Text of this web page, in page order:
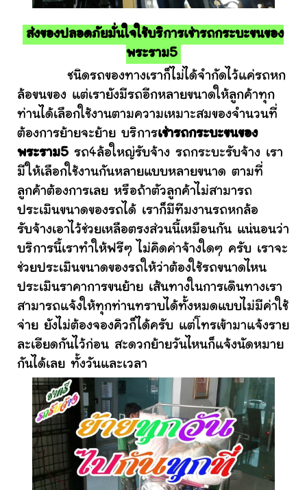
ส่งของปลอดภัยมั่นใจใช้บริการเช่ารถกระบะขนของ
พระราม5
ชนิดรถของทางเราก็ไม่ได้จำกัดไว้แค่รถหก
ล้อขนของ แต่เรายังมีรถอีกหลายขนาดให้ลูกค้าทุก
ท่านได้เลือกใช้งานตามความเหมาะสมของจำนวนที่
ต้องการย้ายจะย้าย บริการเช่ารถกระบะขนของ
พระราม5 รถ4ล้อใหญ่รับจ้าง รถกระบะรับจ้าง เรา
มีให้เลือกใช้งานกันหลายแบบหลายขนาด ตามที่
ลูกค้าต้องการเลย หรือถ้าตัวลูกค้าไม่สามารถ
ประเมินขนาดของรถได้ เราก็มีทีมงานรถหกล้อ
รับจ้างเอาไว้ช่วยเหลือตรงส่วนนี้เหมือนกัน แน่นอนว่า
บริการนี้เราทำให้ฟรีๆ ไม่คิดค่าจ้างใดๆ ครับ เราจะ
ช่วยประเมินขนาดของรถให้ว่าต้องใช้รถขนาดไหน
ประเมินราคาการขนย้าย เส้นทางในการเดินทางเรา
สามารถแจ้งให้ทุกท่านทราบได้ทั้งหมดแบบไม่มีค่าใช้
จ่าย ยังไม่ต้องจองคิวก็ได้ครับ แต่โทรเข้ามาแจ้งราย
ละเอียดกันไว้ก่อน สะดวกย้ายวันไหนก็แจ้งนัดหมาย
กันได้เลย ทั้งวันและเวลา